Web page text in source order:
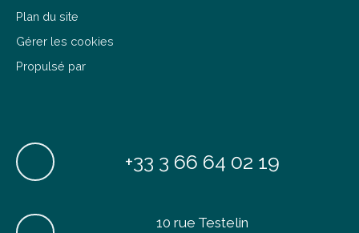
Plan du site
Gérer les cookies
Propulsé par
+33 3 66 64 02 19
10 rue Testelin